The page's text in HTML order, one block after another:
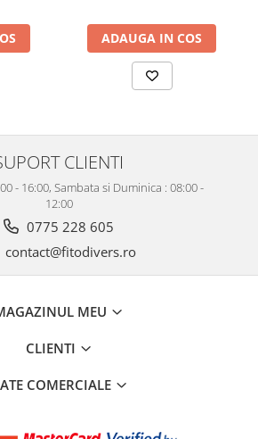
ADAUGA IN COS
CLIENTI
- 16:00, Sambata si Duminica : 08:00 -
12:00
0775 228 605
contact@fitodivers.ro
MEU
CLIENTI
COMERCIALE